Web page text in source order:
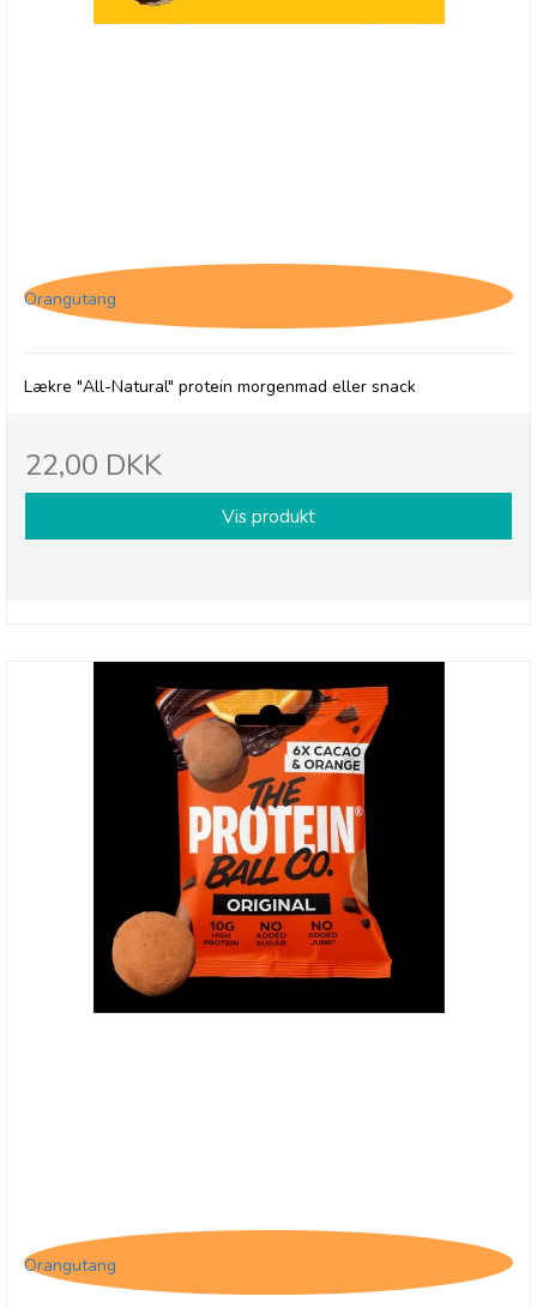
Orangutang
Lækre "All-Natural" protein morgenmad eller snack
22,00 DKK
Vis produkt
Orangutang